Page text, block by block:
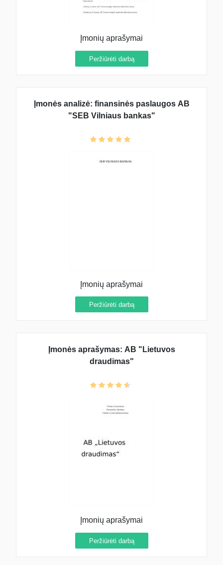
Įmonių aprašymai
Peržiūrėti darbą
Įmonės analizė: finansinės paslaugos AB
"SEB Vilniaus bankas"
Įmonių aprašymai
Peržiūrėti darbą
Įmonės aprašymas: AB "Lietuvos
draudimas"
Įmonių aprašymai
Peržiūrėti darbą